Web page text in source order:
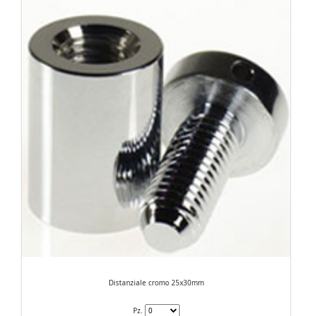
Distanziale cromo 25x30mm
Pz.